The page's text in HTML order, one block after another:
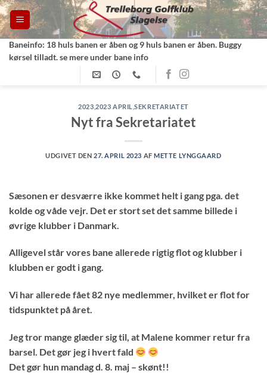
Fortsæt
til
indhold
Baneinfo: 18 huls banen er åben og 9 huls banen er åben. Buggy
kørsel tilladt. se mere under bane info
2023 ,2023 APRIL ,SEKRETARIATET
Nyt fra Sekretariatet
UDGIVET DEN27. APRIL 2023 AFMETTE LYNGGAARD
Sæsonen er desværre ikke kommet helt i gang pga. det
kolde og våde vejr. Det er stort set det samme billede i
øvrige klubber i Danmark.
Alligevel står vores bane allerede rigtig flot og klubber i
klubben er godt i gang.
Vi har allerede fået 82 nye medlemmer, hvilket er flot for
tidspunktet på året.
Jeg tror mange glæder sig til, at Malene kommer retur fra
barsel. Det gør jeg i hvert fald
Det gør hun mandag d. 8. maj – skønt!!